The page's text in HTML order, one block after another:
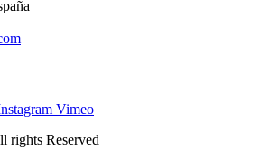
Vimeo
rights Reserved